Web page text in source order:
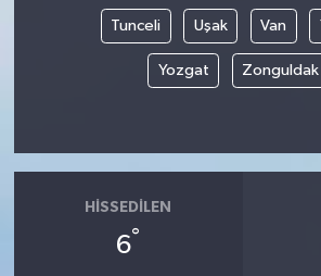
Tunceli Uşak Van
Yozgat Zonguldak
HISSEDILEN
6°